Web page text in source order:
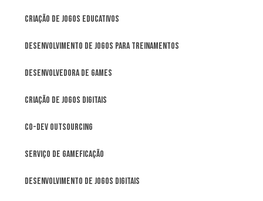
Criação de jogos educativos
Desenvolvimento de jogos para treinamentos
Desenvolvedora de games
Criação de Jogos Digitais
Co-Dev Outsourcing
Serviço de Gameficação
Desenvolvimento de Jogos Digitais